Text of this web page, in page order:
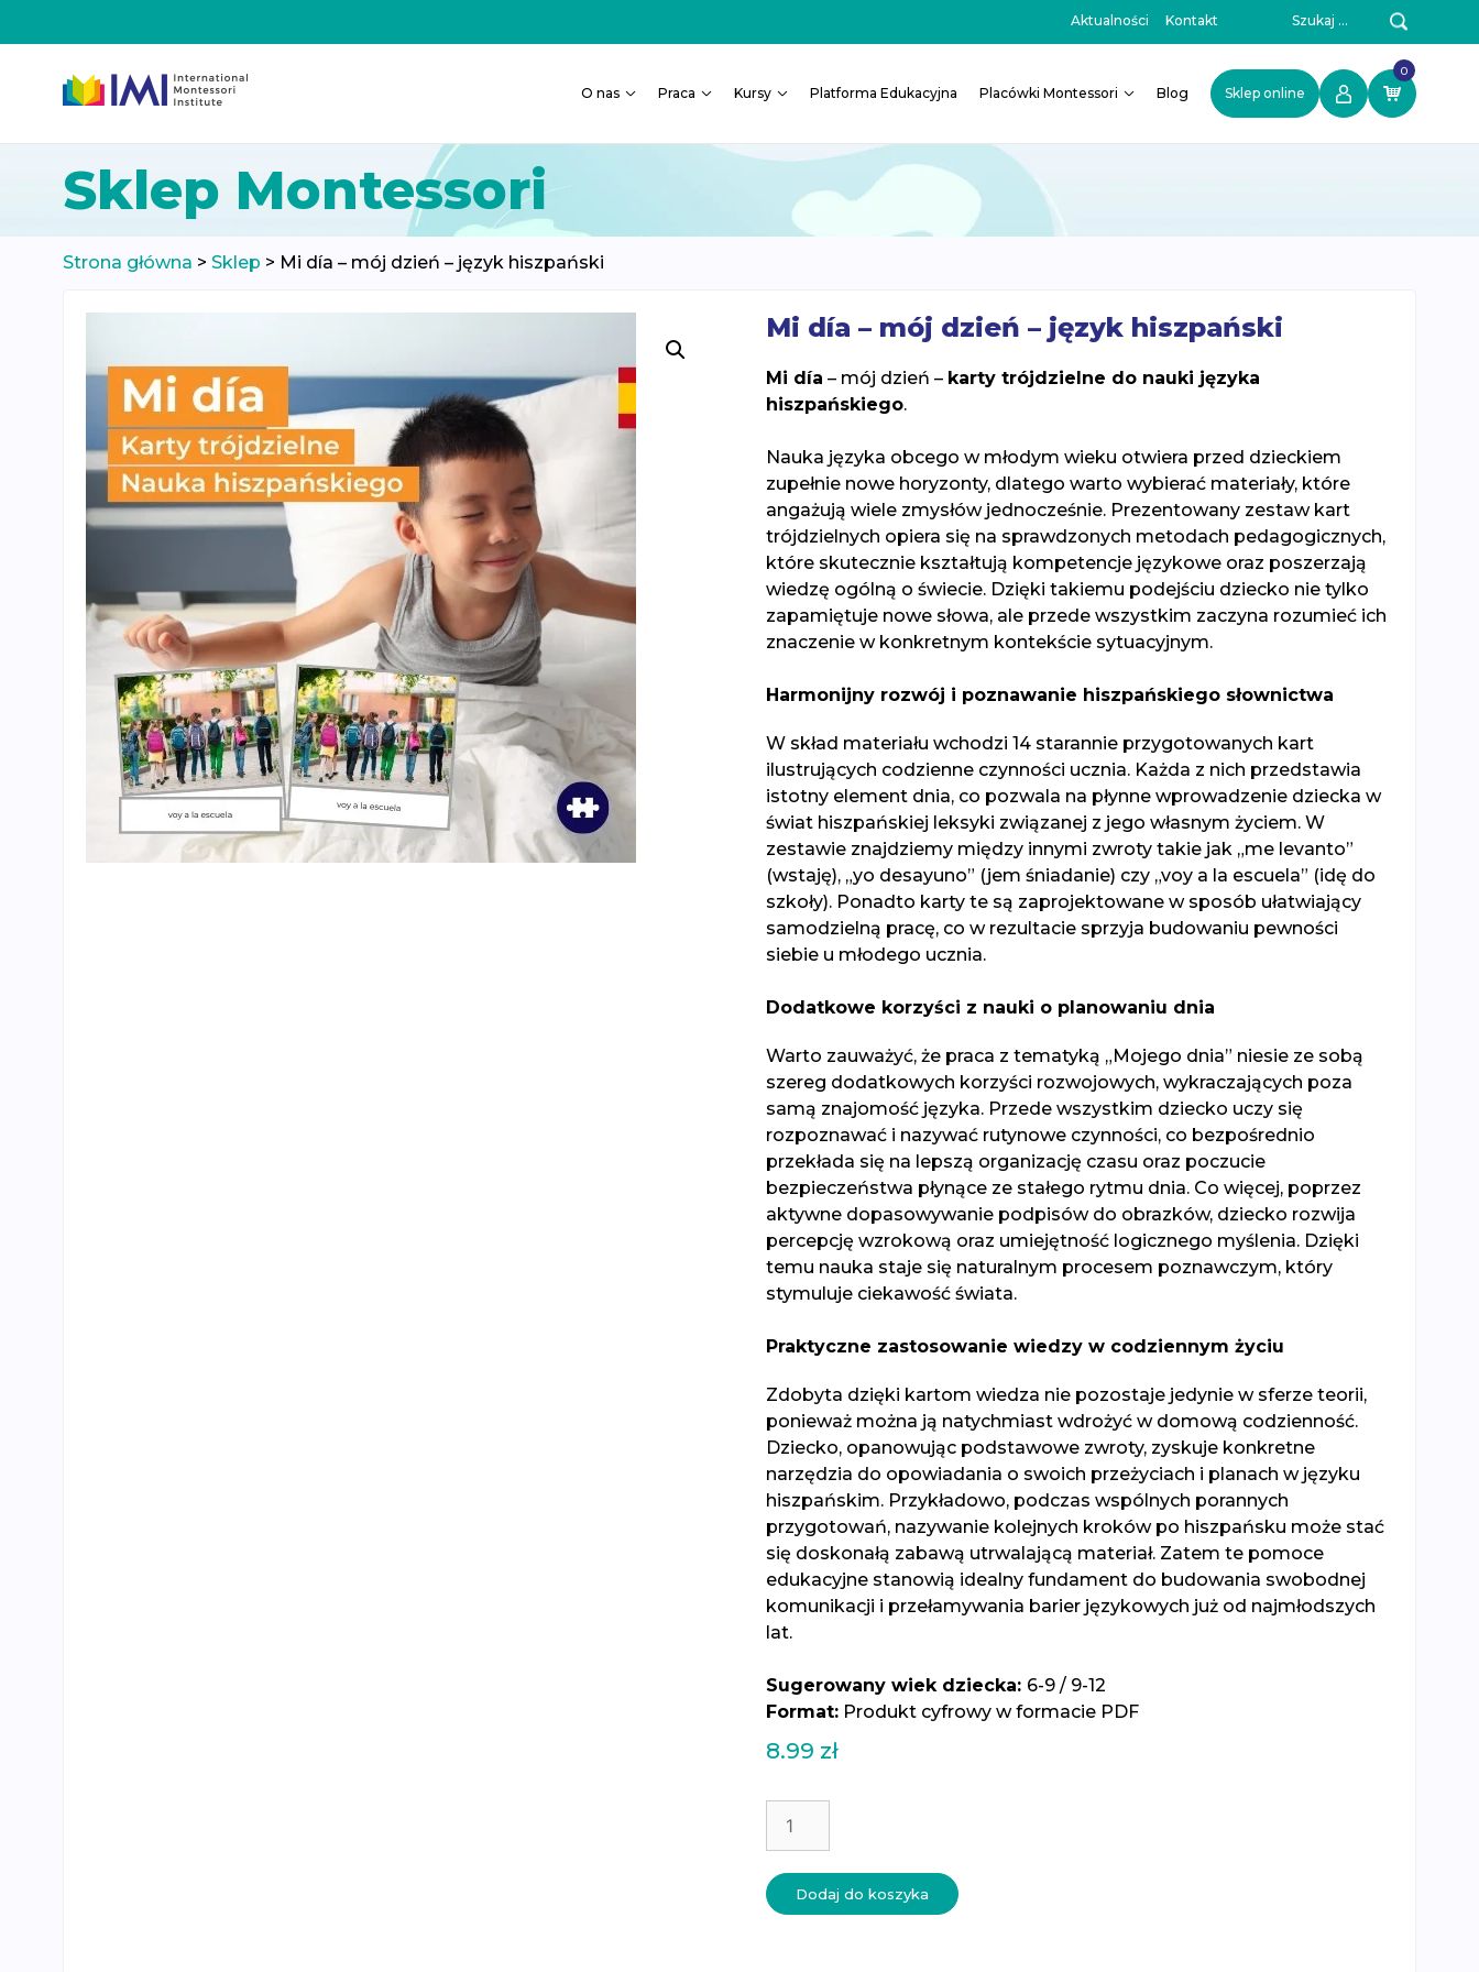
Aktualności Kontakt
O nas Praca Kursy Platforma Edukacyjna Placówki Montessori Blog Sklep online
0
Sklep Montessori
Strona główna > Sklep > Mi día – mój dzień – język hiszpański
Mi día – mój dzień – język hiszpański
Mi día – mój dzień – karty trójdzielne do nauki języka
hiszpańskiego.
Nauka języka obcego w młodym wieku otwiera przed dzieckiem
zupełnie nowe horyzonty, dlatego warto wybierać materiały, które
angażują wiele zmysłów jednocześnie. Prezentowany zestaw kart
trójdzielnych opiera się na sprawdzonych metodach pedagogicznych,
które skutecznie kształtują kompetencje językowe oraz poszerzają
wiedzę ogólną o świecie. Dzięki takiemu podejściu dziecko nie tylko
zapamiętuje nowe słowa, ale przede wszystkim zaczyna rozumieć ich
znaczenie w konkretnym kontekście sytuacyjnym.
Harmonijny rozwój i poznawanie hiszpańskiego słownictwa
W skład materiału wchodzi 14 starannie przygotowanych kart
ilustrujących codzienne czynności ucznia. Każda z nich przedstawia
istotny element dnia, co pozwala na płynne wprowadzenie dziecka w
świat hiszpańskiej leksyki związanej z jego własnym życiem. W
zestawie znajdziemy między innymi zwroty takie jak „me levanto”
(wstaję), „yo desayuno” (jem śniadanie) czy „voy a la escuela” (idę do
szkoły). Ponadto karty te są zaprojektowane w sposób ułatwiający
samodzielną pracę, co w rezultacie sprzyja budowaniu pewności
siebie u młodego ucznia.
Dodatkowe korzyści z nauki o planowaniu dnia
Warto zauważyć, że praca z tematyką „Mojego dnia” niesie ze sobą
szereg dodatkowych korzyści rozwojowych, wykraczających poza
samą znajomość języka. Przede wszystkim dziecko uczy się
rozpoznawać i nazywać rutynowe czynności, co bezpośrednio
przekłada się na lepszą organizację czasu oraz poczucie
bezpieczeństwa płynące ze stałego rytmu dnia. Co więcej, poprzez
aktywne dopasowywanie podpisów do obrazków, dziecko rozwija
percepcję wzrokową oraz umiejętność logicznego myślenia. Dzięki
temu nauka staje się naturalnym procesem poznawczym, który
stymuluje ciekawość świata.
Praktyczne zastosowanie wiedzy w codziennym życiu
Zdobyta dzięki kartom wiedza nie pozostaje jedynie w sferze teorii,
ponieważ można ją natychmiast wdrożyć w domową codzienność.
Dziecko, opanowując podstawowe zwroty, zyskuje konkretne
narzędzia do opowiadania o swoich przeżyciach i planach w języku
hiszpańskim. Przykładowo, podczas wspólnych porannych
przygotowań, nazywanie kolejnych kroków po hiszpańsku może stać
się doskonałą zabawą utrwalającą materiał. Zatem te pomoce
edukacyjne stanowią idealny fundament do budowania swobodnej
komunikacji i przełamywania barier językowych już od najmłodszych
lat.
Sugerowany wiek dziecka: 6-9 / 9-12
Format:Produkt cyfrowy w formacie PDF
8.99 zł
-
mój
Dodaj do koszyka